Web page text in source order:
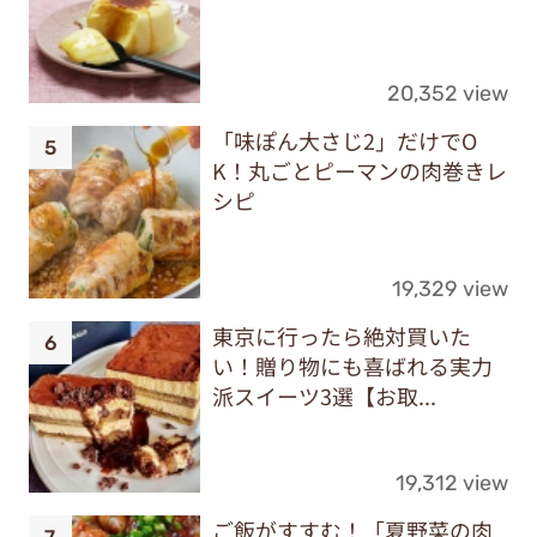
20,352 view
「味ぽん大さじ2」だけでO
K！丸ごとピーマンの肉巻きレ
シピ
19,329 view
東京に行ったら絶対買いた
い！贈り物にも喜ばれる実力
派スイーツ3選【お取...
19,312 view
ご飯がすすむ！「夏野菜の肉